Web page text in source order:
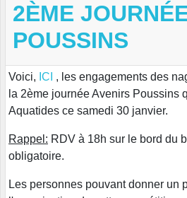
2ÈME
POUSSINS
Voici, ICI , les engagements des
la 2ème journée Avenirs Poussins
Aquatides ce samedi 30 janvier.
Rappel: RDV à 18h sur le bord du
obligatoire.
Les personnes pouvant donner un